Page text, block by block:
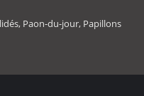
, Paon-du-jour, Papillons